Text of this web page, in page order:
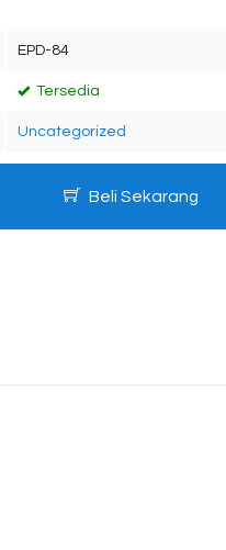
EPD-84
Tersedia
Uncategorized
Beli Sekarang